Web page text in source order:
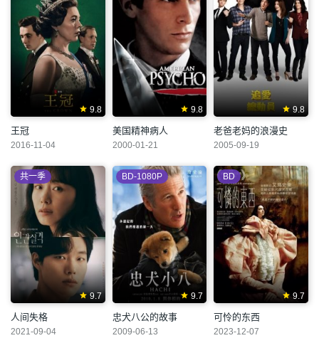
9.8
王冠
2016-11-04
9.8
美国精神病人
2000-01-21
9.8
老爸老妈的浪漫史
2005-09-19
9.7
共一季
人间失格
2021-09-04
9.7
BD-1080P
忠犬八公的故事
2009-06-13
9.7
BD
可怜的东西
2023-12-07